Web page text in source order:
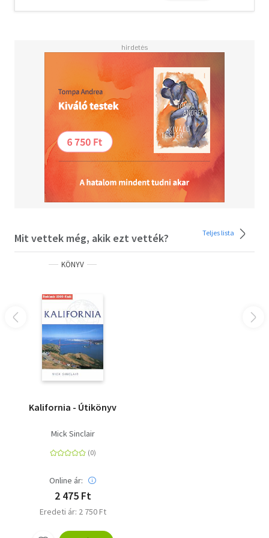
York ínyencfalatait a Broadway exkluzív büféasztalairól.
lábunk alatt elterülő város látványát befogadhassuk. Ha
elfáradtunk, pihenjünk meg a város forgatagától az
egyedülálló High Line sétányon. Ha kedvünk támad
vásárolgatni, egy finom ebédre vagy vacsorára,
romantikához, családi programhoz, nevezetességekhez
vagy csak egyszerűen belefeledkezni az utca forgatagába,
kiadványunk számos lehetőséggel szolgál.
Mit vettek még, akik ezt vették? Teljes lista
KÖNYV
Kalifornia - Útikönyv
Mick Sinclair
Online ár:
2 475 Ft
Eredeti ár: 2 750 Ft